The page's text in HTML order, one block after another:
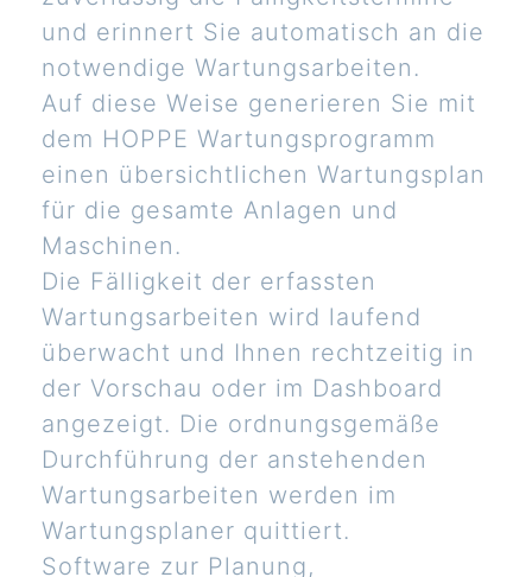
und erinnert Sie automatisch an die
notwendige Wartungsarbeiten.
Auf diese Weise generieren Sie mit
dem HOPPE Wartungsprogramm
einen übersichtlichen Wartungsplan
für die gesamte Anlagen und
Maschinen.
Die Fälligkeit der erfassten
Wartungsarbeiten wird laufend
überwacht und Ihnen rechtzeitig in
der Vorschau oder im Dashboard
angezeigt. Die ordnungsgemäße
Durchführung der anstehenden
Wartungsarbeiten werden im
Wartungsplaner quittiert.
Software zur Planung,